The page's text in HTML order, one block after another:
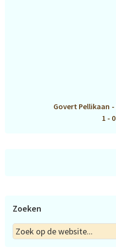
Govert Pellikaan -
1 - 0
Zoeken
Zoek
op